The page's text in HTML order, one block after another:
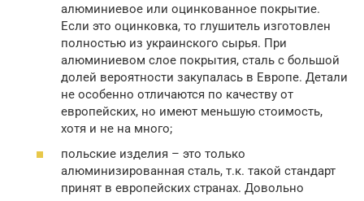
алюминиевое или оцинкованное покрытие.
Если это оцинковка, то глушитель изготовлен
полностью из украинского сырья. При
алюминиевом слое покрытия, сталь с большой
долей вероятности закупалась в Европе. Детали
не особенно отличаются по качеству от
европейских, но имеют меньшую стоимость,
хотя и не на много;
польские изделия – это только
алюминизированная сталь, т.к. такой стандарт
принят в европейских странах. Довольно